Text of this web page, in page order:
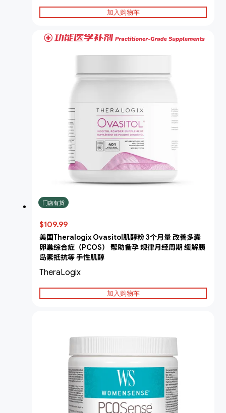
加入购物车
门店有货
$109.99
美国Theralogix Ovasitol肌醇粉 3个月量 改善多囊
卵巢综合症（PCOS） 帮助备孕 规律月经周期 缓解胰
岛素抵抗等 手性肌醇
TheraLogix
加入购物车